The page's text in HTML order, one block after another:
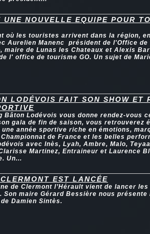
NOUVELLE EQUIPE POUR
où les touristes arrivent dans la région,
Aurelien Manenc président de l'Office de
maire de Lunas les Chateaux et Alexis
l' office de tourisme GO. Un sujet de
LODÉVOIS FAIT SON SHOW ET
Bâton Lodévois vous donne rendez-vous
gala de fin de saison, vous retrouverez
année sportive riche en émotions,
de France et les belles
avec Inès, Lyah, Ambre, Malo,
Martinez, Entraineur et Laurence
Un...
EST LANCÉE
de Clermont l’Hérault vient de lancer
Son maire Gérard Bessière nous présente
Damien Sintès.